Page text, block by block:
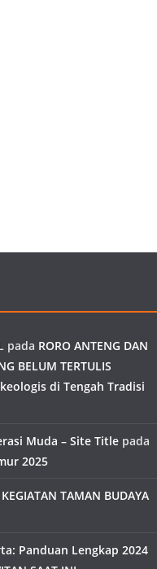
pada RORO ANTENG DAN
BELUM TERTULIS
di Tengah Tradisi
Muda – Site Title pada
2025
TAMAN BUDAYA
Panduan Lengkap 2024